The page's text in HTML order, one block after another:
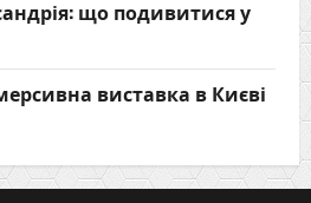
що подивитися у
виставка в Києві